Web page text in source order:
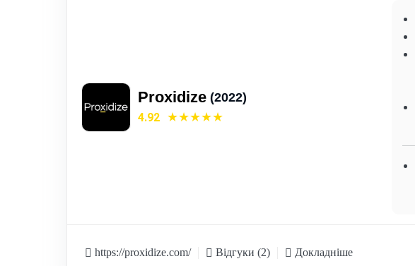
Proxidize (2022)
4.92
https://proxidize.com/ Відгуки (2) Докладніше